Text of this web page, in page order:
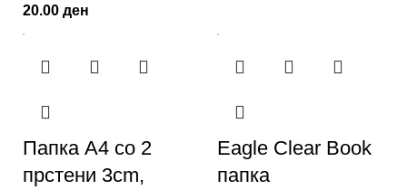
20.00 ден
Папка A4 со 2
прстени 3cm,
Eagle Clear Book
папка